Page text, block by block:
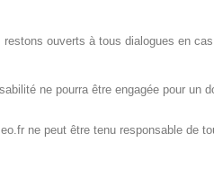
ouverts à tous dialogues en
ne pourra être engagée pour un
ne peut être tenu responsable de